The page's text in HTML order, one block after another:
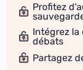
Profitez
Intégrez la
débats
Partagez